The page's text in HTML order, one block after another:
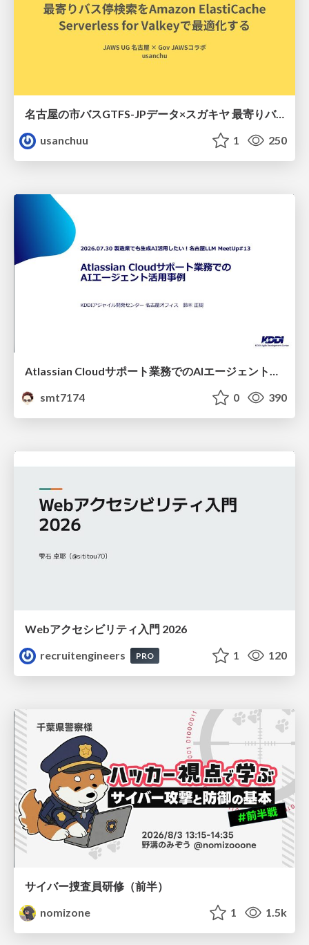
名古屋の市バスGTFS-JPデータ×スガキヤ 最寄りバス停検索をAmazon ElastiCache Serverless for Valkeyで最適化する
usanchuu
1 250
Atlassian Cloudサポート業務でのAIエージェント活用事例
smt7174
0 390
Webアクセシビリティ入門 2026
recruitengineers
PRO 1 120
サイバー捜査員研修（前半）
nomizone
1 1.5k